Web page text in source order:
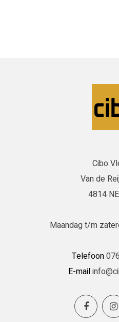
Cibo
Van de
4814
Maandag t/m
Telefoon
E-mail